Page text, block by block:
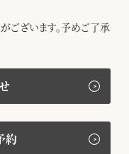
ございます。予めご了承
約